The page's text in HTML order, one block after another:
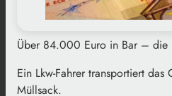
Über 84.000 Euro in Bar – die
Ein Lkw-Fahrer transportiert
Müllsack.